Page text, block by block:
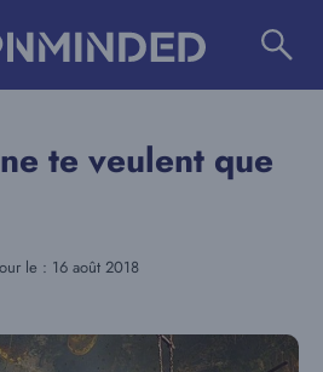
te veulent que
le : 16 août 2018